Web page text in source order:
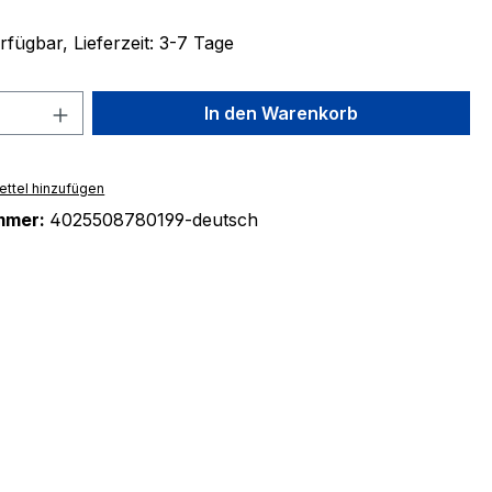
Lieferzeit: 3-7 Tage
Anzahl: Gib den gewünschten Wert
In den Warenkorb
hinzufügen
4025508780199-deutsch